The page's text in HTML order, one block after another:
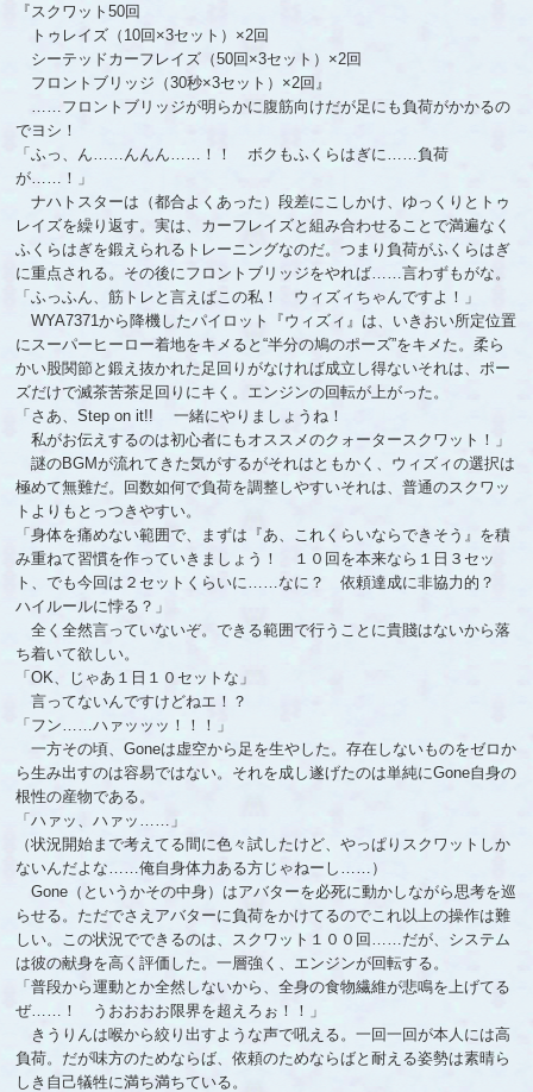
『スクワット50回
トゥレイズ（10回×3セット）×2回
シーテッドカーフレイズ（50回×3セット）×2回
フロントブリッジ（30秒×3セット）×2回』
……フロントブリッジが明らかに腹筋向けだが足にも負荷がかかるの
でヨシ！
「ふっ、ん……んんん……！！ ボクもふくらはぎに……負荷
が……！」
ナハトスターは（都合よくあった）段差にこしかけ、ゆっくりとトゥ
レイズを繰り返す。実は、カーフレイズと組み合わせることで満遍なく
ふくらはぎを鍛えられるトレーニングなのだ。つまり負荷がふくらはぎ
に重点される。その後にフロントブリッジをやれば……言わずもがな。
「ふっふん、筋トレと言えばこの私！ ウィズィちゃんですよ！」
WYA7371から降機したパイロット『ウィズィ』は、いきおい所定位置
にスーパーヒーロー着地をキメると“半分の鳩のポーズ”をキメた。柔ら
かい股関節と鍛え抜かれた足回りがなければ成立し得ないそれは、ポー
ズだけで滅茶苦茶足回りにキく。エンジンの回転が上がった。
「さあ、Step on it!! 一緒にやりましょうね！
私がお伝えするのは初心者にもオススメのクォータースクワット！」
謎のBGMが流れてきた気がするがそれはともかく、ウィズィの選択は
極めて無難だ。回数如何で負荷を調整しやすいそれは、普通のスクワッ
トよりもとっつきやすい。
「身体を痛めない範囲で、まずは『あ、これくらいならできそう』を積
み重ねて習慣を作っていきましょう！ １０回を本来なら１日３セッ
ト、でも今回は２セットくらいに……なに？ 依頼達成に非協力的？
ハイルールに悖る？」
全く全然言っていないぞ。できる範囲で行うことに貴賤はないから落
ち着いて欲しい。
「OK、じゃあ１日１０セットな」
言ってないんですけどねエ！？
「フン……ハァッッッ！！！」
一方その頃、Goneは虚空から足を生やした。存在しないものをゼロか
ら生み出すのは容易ではない。それを成し遂げたのは単純にGone自身の
根性の産物である。
「ハァッ、ハァッ……」
（状況開始まで考えてる間に色々試したけど、やっぱりスクワットしか
ないんだよな……俺自身体力ある方じゃねーし……）
Gone（というかその中身）はアバターを必死に動かしながら思考を巡
らせる。ただでさえアバターに負荷をかけてるのでこれ以上の操作は難
しい。この状況でできるのは、スクワット１００回……だが、システム
は彼の献身を高く評価した。一層強く、エンジンが回転する。
「普段から運動とか全然しないから、全身の食物繊維が悲鳴を上げてる
ぜ……！ うおおおお限界を超えろぉ！！」
きうりんは喉から絞り出すような声で吼える。一回一回が本人には高
負荷。だが味方のためならば、依頼のためならばと耐える姿勢は素晴ら
しき自己犠牲に満ち満ちている。